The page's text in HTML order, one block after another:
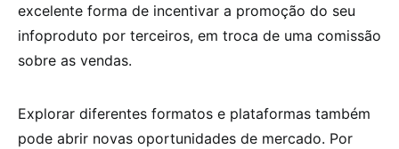
excelente forma de incentivar a promoção do seu
infoproduto por terceiros, em troca de uma comissão
sobre as vendas.
Explorar diferentes formatos e plataformas também
pode abrir novas oportunidades de mercado. Por